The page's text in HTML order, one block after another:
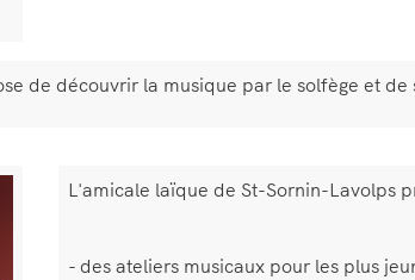
de découvrir la musique par le solfège et
Bloc
L'amicale laïque de St-Sornin-Lavolps
- des ateliers musicaux pour les plus